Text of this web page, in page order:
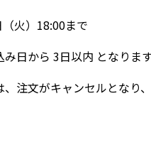
火）18:00まで
日から 3日以内 となります
注文がキャンセルとなり